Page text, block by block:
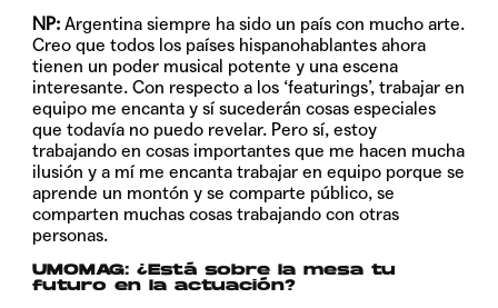
NP: Argentina siempre ha sido un país con mucho arte.
Creo que todos los países hispanohablantes ahora
tienen un poder musical potente y una escena
interesante. Con respecto a los ‘featurings’, trabajar en
equipo me encanta y sí sucederán cosas especiales
que todavía no puedo revelar. Pero sí, estoy
trabajando en cosas importantes que me hacen mucha
ilusión y a mí me encanta trabajar en equipo porque se
aprende un montón y se comparte público, se
comparten muchas cosas trabajando con otras
personas.
UMOMAG: ¿Está sobre la mesa tu
futuro en la actuación?